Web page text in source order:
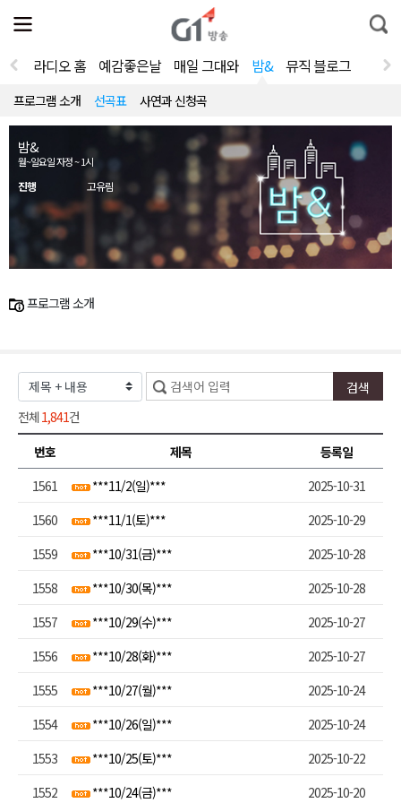
전
체
뉴
열
통
합
라디오 홈 예감좋은날 매일 그대와 밤& 뮤직 블로그
프로그램 소개 선곡표 사연과 신청곡
밤&
월~일요일 자정 ~ 1시
진행 고유림
프로그램 소개
전체 1,841건
번호
제목
등록일
1561
***11/2(일)***
2025-10-31
1560
***11/1(토)***
2025-10-29
1559
***10/31(금)***
2025-10-28
1558
***10/30(목)***
2025-10-28
1557
***10/29(수)***
2025-10-27
1556
***10/28(화)***
2025-10-27
1555
***10/27(월)***
2025-10-24
1554
***10/26(일)***
2025-10-24
1553
***10/25(토)***
2025-10-22
1552
***10/24(금)*** 2025-10-20